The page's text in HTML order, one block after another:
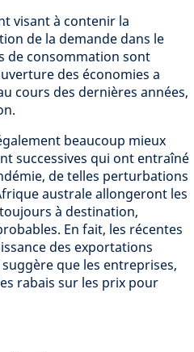
visant à contenir la
de la demande dans le
de consommation sont
des économies a
cours des dernières années,
beaucoup mieux
successives qui ont entraîné
de telles perturbations
australe allongeront les
à destination,
En fait, les récentes
des exportations
que les entreprises,
rabais sur les prix pour